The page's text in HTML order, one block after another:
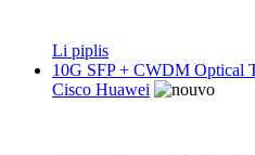
Li piplis
10G SFP + CWDM Optical
Cisco Huawei